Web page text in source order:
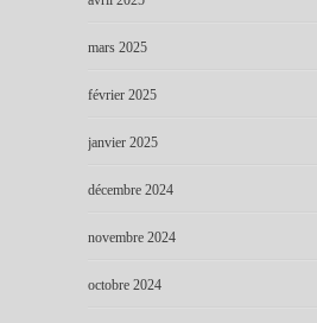
mars 2025
février 2025
janvier 2025
décembre 2024
novembre 2024
octobre 2024